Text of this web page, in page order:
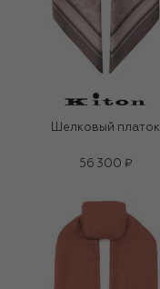
Шелковый платок
56 300 ₽